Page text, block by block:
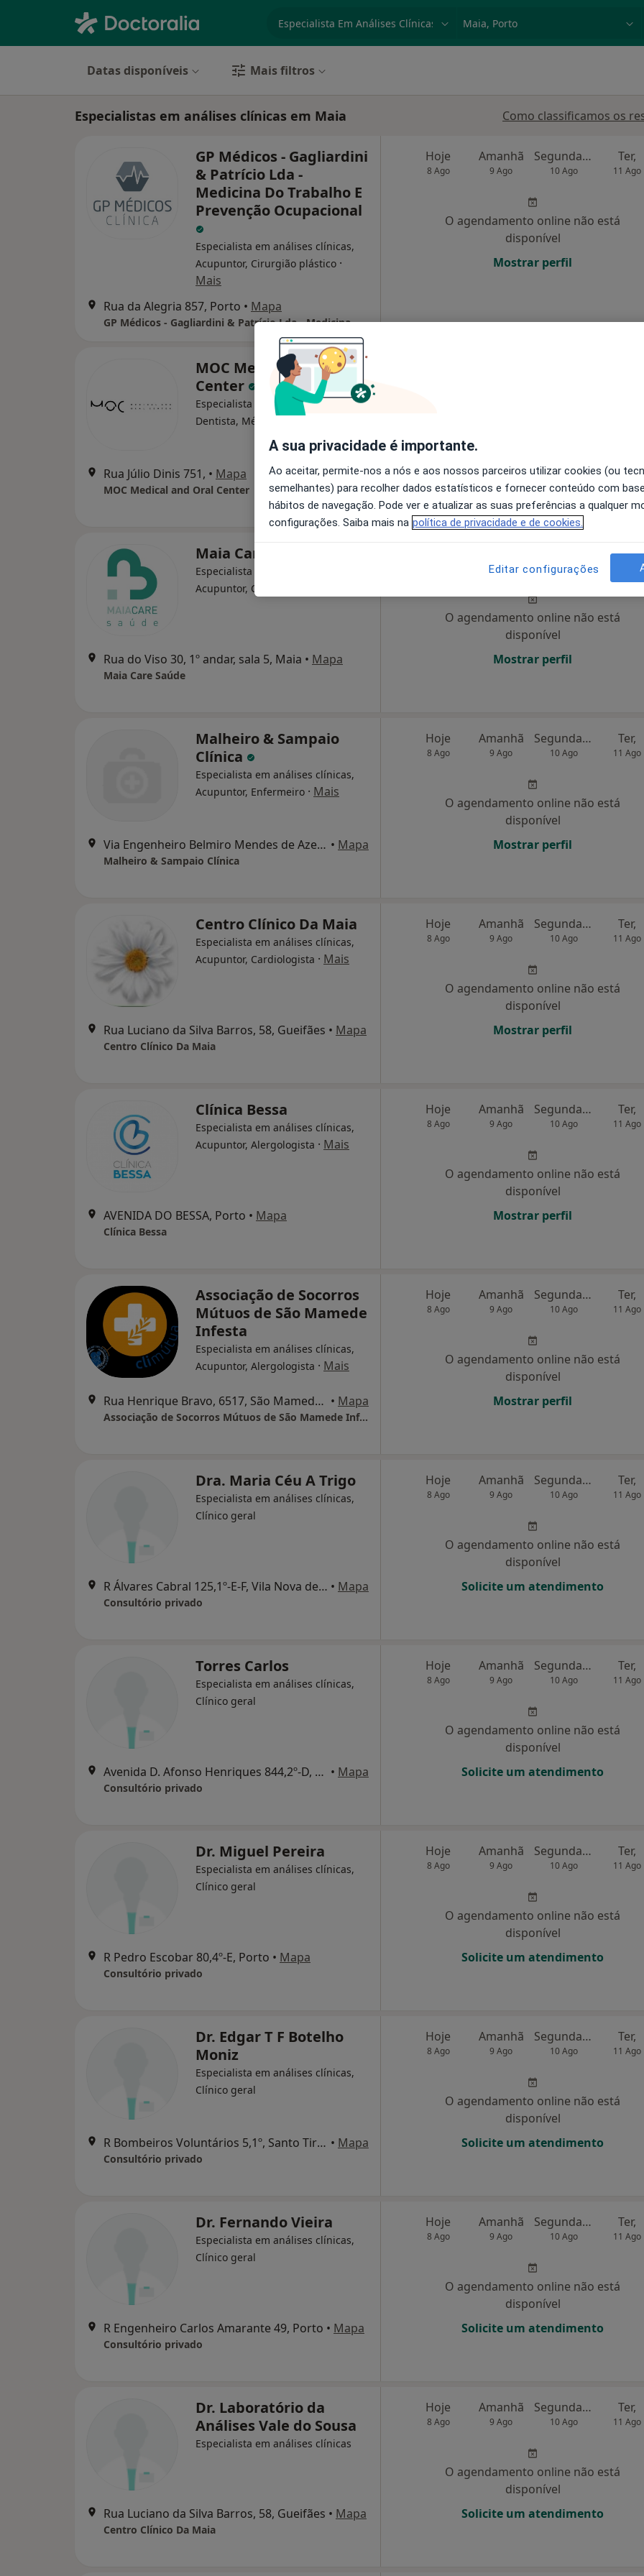
especialidade, doença ou nome
Datas disponíveis Mais filtros
Especialistas em análises clínicas em Maia Como classificamos os
GP Médicos - Gagliardini
& Patrício Lda -
Medicina Do Trabalho E
Prevenção Ocupacional
Especialista em análises clínicas,
Acupuntor, Cirurgião plástico ·
Mais
Rua da Alegria 857, Porto • Mapa
GP Médicos - Gagliardini & Patrício Lda - Medicina Do Trabalho E Prevenção Ocupacional
Hoje
8 Ago
Amanhã
9 Ago
Segunda-feira
10 Ago
Ter,
11 Ago
O agendamento online não está
disponível
Mostrar perfil
MOC Medical and Oral
Center
Especialista em análises clínicas,
Dentista, Médico estético
Rua Júlio Dinis 751, • Mapa
MOC Medical and Oral Center
Mostrar perfil
Maia Care Saúde
Especialista em análises clínicas,
Acupuntor, Clínico geral
Rua do Viso 30, 1º andar, sala 5, Maia • Mapa
Maia Care Saúde
9 Ago 10 Ago
Ter,
11 Ago
O agendamento online não está
disponível
Mostrar perfil
Malheiro & Sampaio
Clínica
Especialista em análises clínicas,
Acupuntor, Enfermeiro · Mais
Via Engenheiro Belmiro Mendes de Azevedo, n. 11, Maia • Mapa
Malheiro & Sampaio Clínica
Hoje
8 Ago
Amanhã
9 Ago
Segunda-feira
10 Ago
Ter,
11 Ago
O agendamento online não está
disponível
Mostrar perfil
Centro Clínico Da Maia
Especialista em análises clínicas,
Acupuntor, Cardiologista · Mais
Rua Luciano da Silva Barros, 58, Gueifães • Mapa
Centro Clínico Da Maia
Hoje
8 Ago
Amanhã
9 Ago
Segunda-feira
10 Ago
Ter,
11 Ago
O agendamento online não está
disponível
Mostrar perfil
Clínica Bessa
Especialista em análises clínicas,
Acupuntor, Alergologista · Mais
AVENIDA DO BESSA, Porto • Mapa
Clínica Bessa
Hoje
8 Ago
Amanhã
9 Ago
Segunda-feira
10 Ago
Ter,
11 Ago
O agendamento online não está
disponível
Mostrar perfil
Associação de Socorros
Mútuos de São Mamede
Infesta
Especialista em análises clínicas,
Acupuntor, Alergologista · Mais
Rua Henrique Bravo, 6517, São Mamede de Infesta • Mapa
Associação de Socorros Mútuos de São Mamede Infesta
Hoje
8 Ago
Amanhã
9 Ago
Segunda-feira
10 Ago
Ter,
11 Ago
O agendamento online não está
disponível
Mostrar perfil
Dra. Maria Céu A Trigo
Especialista em análises clínicas,
Clínico geral
R Álvares Cabral 125,1º-E-F, Vila Nova de Gaia • Mapa
Consultório privado
Hoje
8 Ago
Amanhã
9 Ago
Segunda-feira
10 Ago
Ter,
11 Ago
O agendamento online não está
disponível
Solicite um atendimento
Torres Carlos
Especialista em análises clínicas,
Clínico geral
Avenida D. Afonso Henriques 844,2º-D, Matosinhos • Mapa
Consultório privado
Hoje
8 Ago
Amanhã
9 Ago
Segunda-feira
10 Ago
Ter,
11 Ago
O agendamento online não está
disponível
Solicite um atendimento
Dr. Miguel Pereira
Especialista em análises clínicas,
Clínico geral
R Pedro Escobar 80,4º-E, Porto • Mapa
Consultório privado
Hoje
8 Ago
Amanhã
9 Ago
Segunda-feira
10 Ago
Ter,
11 Ago
O agendamento online não está
disponível
Solicite um atendimento
Dr. Edgar T F Botelho
Moniz
Especialista em análises clínicas,
Clínico geral
R Bombeiros Voluntários 5,1º, Santo Tirso • Mapa
Consultório privado
Hoje
8 Ago
Amanhã
9 Ago
Segunda-feira
10 Ago
Ter,
11 Ago
O agendamento online não está
disponível
Solicite um atendimento
Dr. Fernando Vieira
Especialista em análises clínicas,
Clínico geral
R Engenheiro Carlos Amarante 49, Porto • Mapa
Consultório privado
Hoje
8 Ago
Amanhã
9 Ago
Segunda-feira
10 Ago
Ter,
11 Ago
O agendamento online não está
disponível
Solicite um atendimento
Dr. Laboratório da
Análises Vale do Sousa
Especialista em análises clínicas
Rua Luciano da Silva Barros, 58, Gueifães • Mapa
Centro Clínico Da Maia
Hoje
8 Ago
Amanhã
9 Ago
Segunda-feira
10 Ago
Ter,
11 Ago
O agendamento online não está
disponível
Solicite um atendimento
A sua privacidade é importante.
Ao aceitar, permite-nos a nós e aos nossos parceiros utilizar cookies (ou
semelhantes) para recolher dados estatísticos e fornecer conteúdo com
hábitos de navegação. Pode ver e atualizar as suas preferências a qualquer
configurações. Saiba mais na política de privacidade e de cookies.
Editar configurações